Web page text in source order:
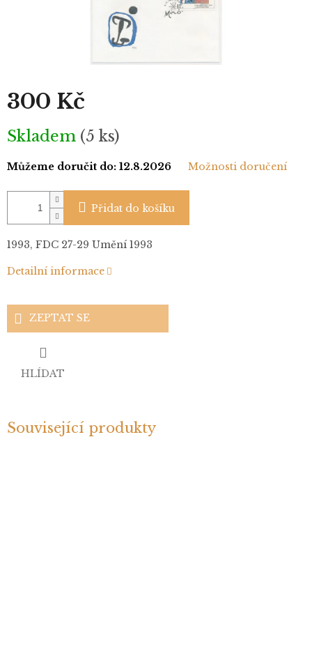
300 Kč
Měrná
cena:
Skladem (5 ks)
Můžeme doručit do: 12.8.2026 Možnosti doručení
Přidat do košíku
1993, FDC 27-29 Umění 1993
Detailní informace
ZEPTAT SE
HLÍDAT
Související produkty